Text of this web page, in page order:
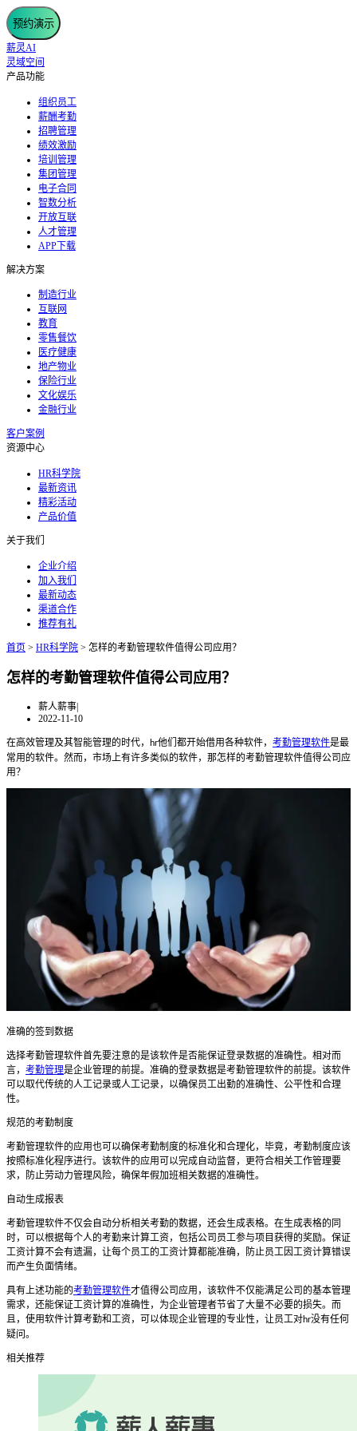
预约演示
薪灵AI
灵域空间
产品功能
组织员工
薪酬考勤
招聘管理
绩效激励
培训管理
集团管理
电子合同
智数分析
开放互联
人才管理
APP下载
解决方案
制造行业
互联网
教育
零售餐饮
医疗健康
地产物业
保险行业
文化娱乐
金融行业
客户案例
资源中心
HR科学院
最新资讯
精彩活动
产品价值
关于我们
企业介绍
加入我们
最新动态
渠道合作
推荐有礼
首页 > HR科学院 > 怎样的考勤管理软件值得公司应用？
怎样的考勤管理软件值得公司应用？
薪人薪事|
2022-11-10
在高效管理及其智能管理的时代， hr他们都开始借用各种软件， 考勤管理软件是最
常用的软件。然而，市场上有许多类似的软件，那怎样的考勤管理软件值得公司应
用？
准确的签到数据
选择考勤管理软件首先要注意的是该软件是否能保证登录数据的准确性。相对而
言， 考勤管理是企业管理的前提。准确的登录数据是考勤管理软件的前提。该软件
可以取代传统的人工记录或人工记录，以确保员工出勤的准确性、公平性和合理
性。
规范的考勤制度
考勤管理软件的应用也可以确保考勤制度的标准化和合理化，毕竟，考勤制度应该
按照标准化程序进行。该软件的应用可以完成自动监督，更符合相关工作管理要
求，防止劳动力管理风险，确保年假加班相关数据的准确性。
自动生成报表
考勤管理软件不仅会自动分析相关考勤的数据，还会生成表格。在生成表格的同
时，可以根据每个人的考勤来计算工资，包括公司员工参与项目获得的奖励。保证
工资计算不会有遗漏，让每个员工的工资计算都能准确，防止员工因工资计算错误
而产生负面情绪。
具有上述功能的考勤管理软件才值得公司应用，该软件不仅能满足公司的基本管理
需求，还能保证工资计算的准确性，为企业管理者节省了大量不必要的损失。而
且，使用软件计算考勤和工资，可以体现企业管理的专业性，让员工对hr没有任何
疑问。
相关推荐